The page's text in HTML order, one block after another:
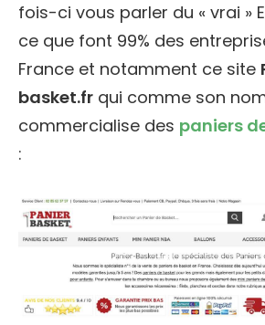
fois-ci vous parler du « vrai »
ce que font 99% des
France et notamment ce site
basket.fr qui comme son
commercialise des paniers
: